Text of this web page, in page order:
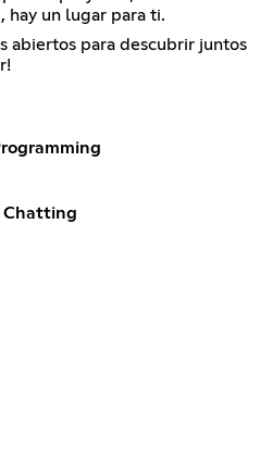
hay un lugar para ti.
abiertos para descubrir juntos
Chatting